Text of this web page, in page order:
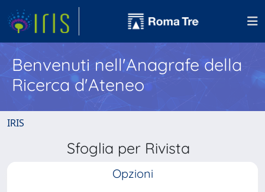
Benvenuti nell'Anagrafe della
Ricerca d'Ateneo
IRIS
Sfoglia per Rivista
Opzioni